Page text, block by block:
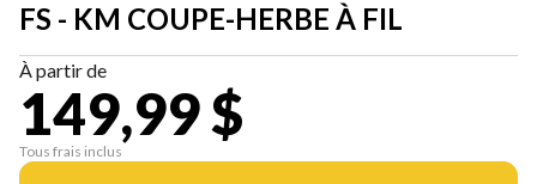
FS - KM COUPE-HERBE À FIL
À partir de
149,99 $
Tous frais inclus